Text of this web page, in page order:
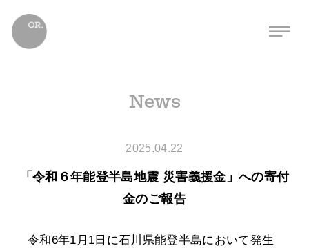
News
2025.04.22
「令和６年能登半島地震 災害義援金」への寄付
金のご報告
令和6年1月1日に石川県能登半島において発生